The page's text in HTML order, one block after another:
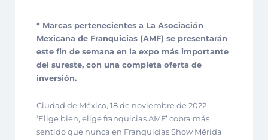
* Marcas pertenecientes a La Asociación
Mexicana de Franquicias (AMF) se presentarán
este fin de semana en la expo más importante
del sureste, con una completa oferta de
inversión.
Ciudad de México, 18 de noviembre de 2022 –
‘Elige bien, elige franquicias AMF’ cobra más
sentido que nunca en Franquicias Show Mérida